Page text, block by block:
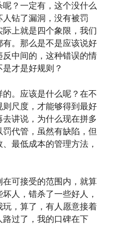
？一定有，这个没什么
钻了漏洞，没有被罚
上就是四个象限，我们
。那么是不是应该说好
中间的，这种错误的情
才是好规则？
。应该是什么呢？在不
尺度，才能够得到最好
讲说，为什么现在拼多
代管，虽然有缺陷，但
最低成本的管理方法，
可接受的范围内，就算
人，错杀了一些好人，
，算了，有人愿意接着
过了，我的口碑在下